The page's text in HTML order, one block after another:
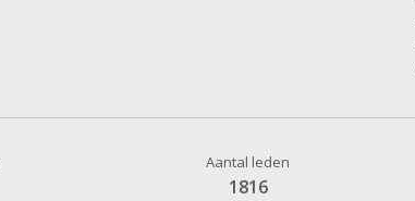
Aantal leden
1816